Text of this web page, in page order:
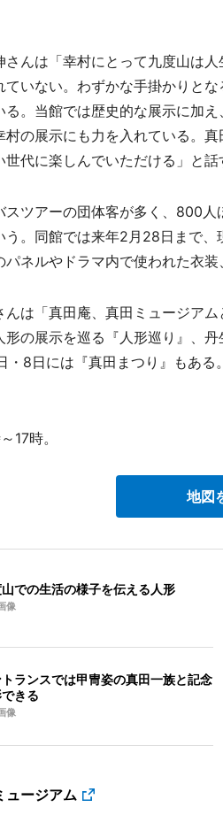
んは「幸村にとって九度山は
ていない。わずかな手掛かりと
る。当館では歴史的な展示に加
村の展示にも力を入れている。
代に楽しんでいただける」と話
ツアーの団体客が多く、800人
う。同館では来年2月28日まで
パネルやドラマ内で使われた衣装
は「真田庵、真田ミュージア
形の展示を巡る『人形巡り』、
・8日には『真田まつり』もあ
17時。
地図
での生活の様子を伝える人形
像
ランスでは甲冑姿の真田一族と記念
きる
像
ュージアム